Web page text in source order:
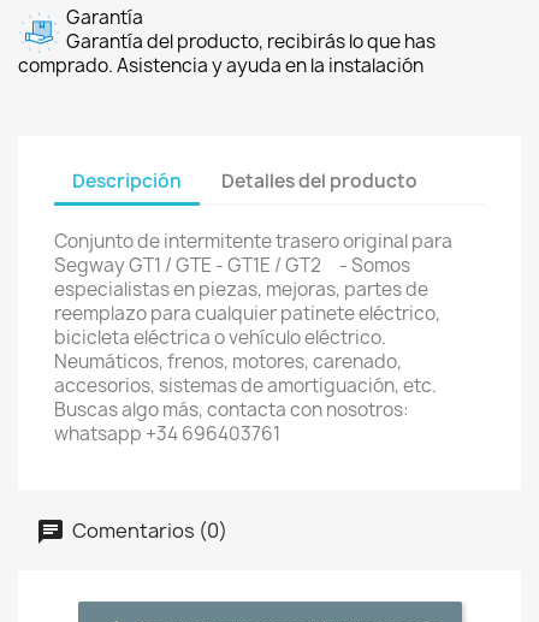
Garantía
Garantía del producto, recibirás lo que has
comprado. Asistencia y ayuda en la instalación
Descripción Detalles del producto
Conjunto de intermitente trasero original para
Segway GT1 / GTE - GT1E / GT2 - Somos
especialistas en piezas, mejoras, partes de
reemplazo para cualquier patinete eléctrico,
bicicleta eléctrica o vehículo eléctrico.
Neumáticos, frenos, motores, carenado,
accesorios, sistemas de amortiguación, etc.
Buscas algo más, contacta con nosotros:
whatsapp +34 696403761
Comentarios (0)